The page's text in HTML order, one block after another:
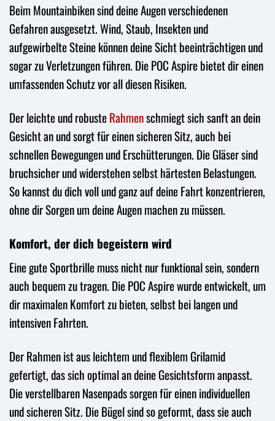
Beim Mountainbiken sind deine Augen verschiedenen
Gefahren ausgesetzt. Wind, Staub, Insekten und
aufgewirbelte Steine können deine Sicht beeinträchtigen und
sogar zu Verletzungen führen. Die POC Aspire bietet dir einen
umfassenden Schutz vor all diesen Risiken.
Der leichte und robusteRahmenschmiegt sich sanft an dein
Gesicht an und sorgt für einen sicheren Sitz, auch bei
schnellen Bewegungen und Erschütterungen. Die Gläser sind
bruchsicher und widerstehen selbst härtesten Belastungen.
So kannst du dich voll und ganz auf deine Fahrt konzentrieren,
ohne dir Sorgen um deine Augen machen zu müssen.
Komfort, der dich begeistern wird
Eine gute Sportbrille muss nicht nur funktional sein, sondern
auch bequem zu tragen. Die POC Aspire wurde entwickelt, um
dir maximalen Komfort zu bieten, selbst bei langen und
intensiven Fahrten.
Der Rahmen ist aus leichtem und flexiblem Grilamid
gefertigt, das sich optimal an deine Gesichtsform anpasst.
Die verstellbaren Nasenpads sorgen für einen individuellen
und sicheren Sitz. Die Bügel sind so geformt, dass sie auch